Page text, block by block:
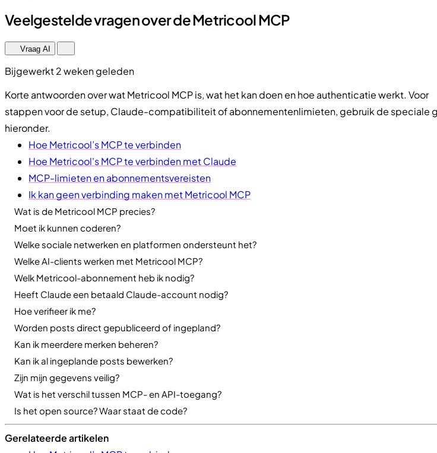
Veelgestelde vragen over de Metricool MCP
Vraag AI
Bijgewerkt 2 weken geleden
Korte antwoorden over wat Metricool MCP is, wat het kan doen en hoe authenticatie werkt. Voor
stappen voor de setup, Claude-compatibiliteit of abonnementenlimieten, gebruik de speciale
hieronder.
Hoe Metricool’s MCP te verbinden
Hoe Metricool's MCP te verbinden met Claude
MCP-limieten en abonnementsvereisten
Ik kan geen verbinding maken met Metricool MCP
Wat is de Metricool MCP precies?
Moet ik kunnen coderen?
Welke sociale netwerken en platformen ondersteunt het?
Welke AI-clients werken met Metricool MCP?
Welk Metricool-abonnement heb ik nodig?
Heeft Claude een betaald Claude-account nodig?
Hoe verifieer ik me?
Worden posts direct gepubliceerd of ingepland?
Kan ik meerdere merken beheren?
Kan ik al ingeplande posts bewerken?
Zijn mijn gegevens veilig?
Wat is het verschil tussen MCP- en API-toegang?
Is het open source? Waar staat de code?
Gerelateerde artikelen